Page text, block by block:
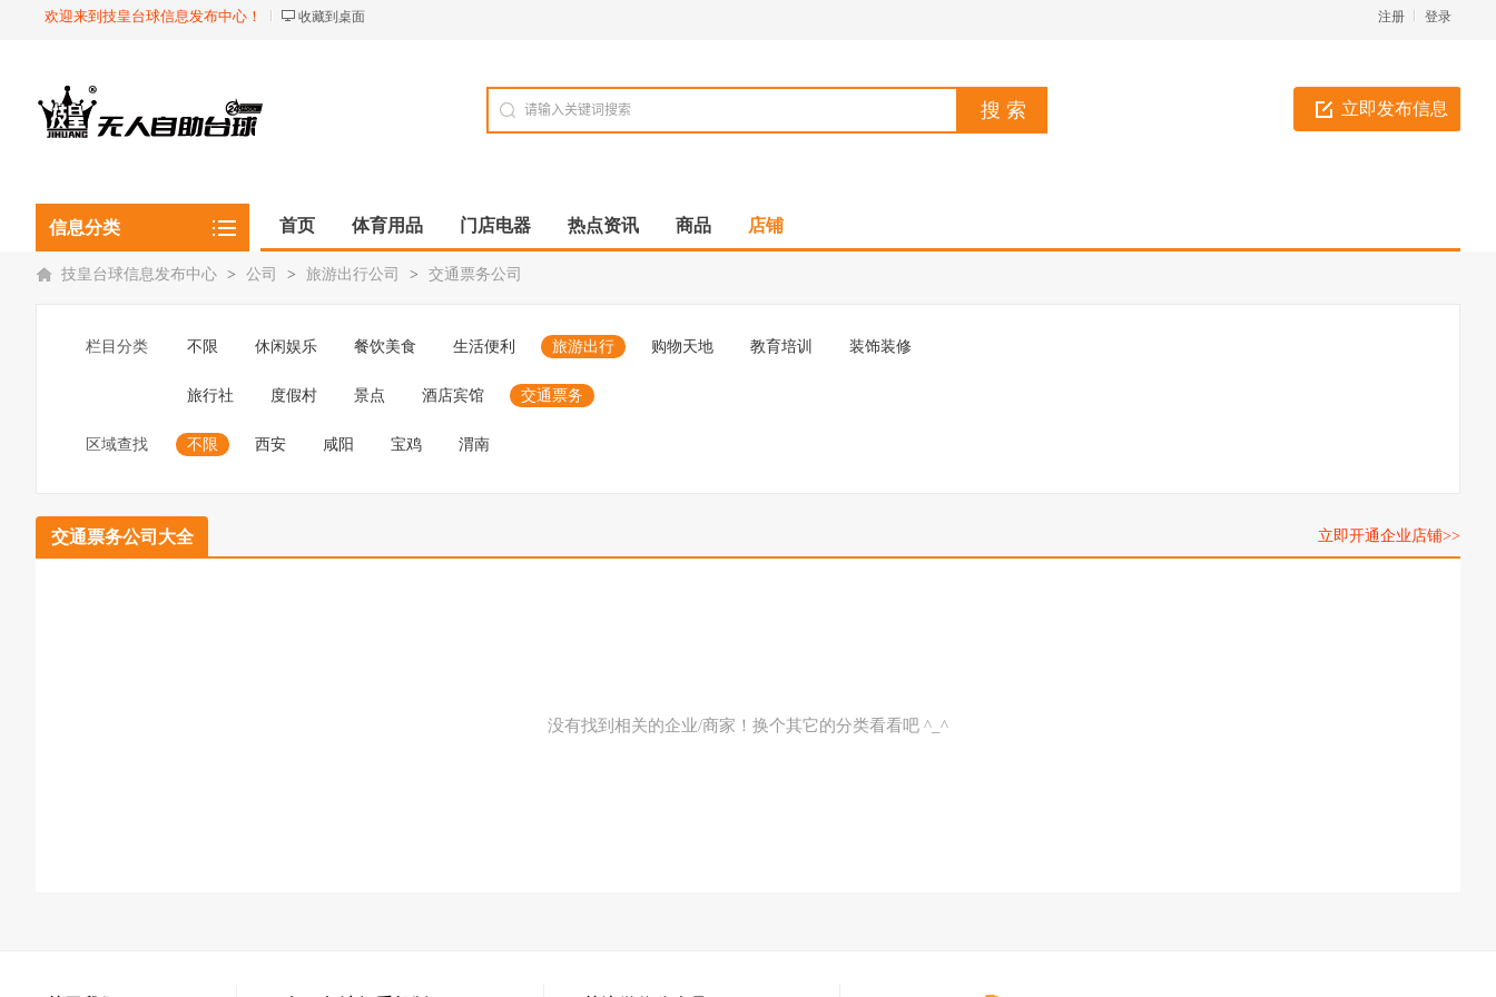
欢迎来到技皇台球信息发布中心！ 收藏到桌面 登录
注册
立即发布信息
信息分类 首页 体育用品 门店电器 热点资讯 商品 店铺
技皇台球信息发布中心 > 公司 > 旅游出行公司 > 交通票务公司
栏目分类 不限 休闲娱乐 餐饮美食 生活便利 旅游出行 购物天地 教育培训 装饰装修
旅行社 度假村 景点 酒店宾馆 交通票务
区域查找 不限 西安 咸阳 宝鸡 渭南
交通票务公司大全 立即开通企业店铺>>
没有找到相关的企业/商家！换个其它的分类看看吧 ^_^